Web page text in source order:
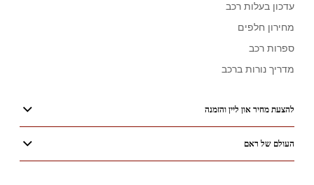
עדכון בעלות רכב
מחירון חלפים
ספרות רכב
מדריך נורות ברכב
להצעת מחיר און ליין והזמנה
העולם של ראם